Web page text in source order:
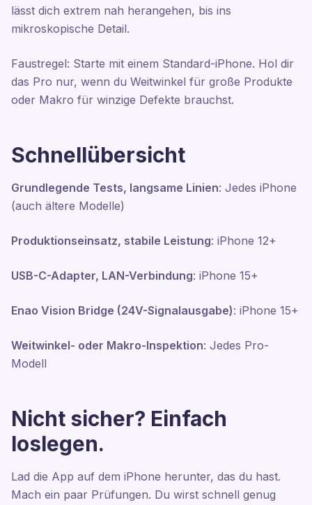
lässt dich extrem nah herangehen, bis ins
mikroskopische Detail.
Faustregel: Starte mit einem Standard-iPhone. Hol dir
das Pro nur, wenn du Weitwinkel für große Produkte
oder Makro für winzige Defekte brauchst.
Schnellübersicht
Grundlegende Tests, langsame Linien: Jedes iPhone
(auch ältere Modelle)
Produktionseinsatz, stabile Leistung: iPhone 12+
USB-C-Adapter, LAN-Verbindung: iPhone 15+
Enao Vision Bridge (24V-Signalausgabe): iPhone 15+
Weitwinkel- oder Makro-Inspektion: Jedes Pro-
Modell
Nicht sicher? Einfach
loslegen.
Lad die App auf dem iPhone herunter, das du hast.
Mach ein paar Prüfungen. Du wirst schnell genug